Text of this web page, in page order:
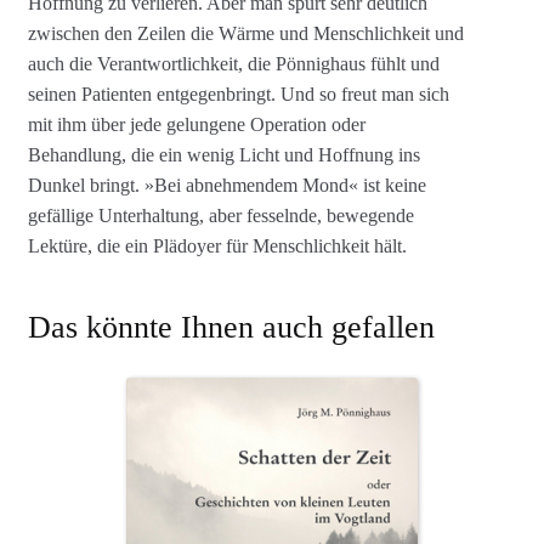
zwischen den Zeilen die Wärme und Menschlichkeit und
auch die Verantwortlichkeit, die Pönnighaus fühlt und
seinen Patienten entgegenbringt. Und so freut man sich
mit ihm über jede gelungene Operation oder
Behandlung, die ein wenig Licht und Hoffnung ins
Dunkel bringt. »Bei abnehmendem Mond« ist keine
gefällige Unterhaltung, aber fesselnde, bewegende
Lektüre, die ein Plädoyer für Menschlichkeit hält.
Das könnte Ihnen auch gefallen